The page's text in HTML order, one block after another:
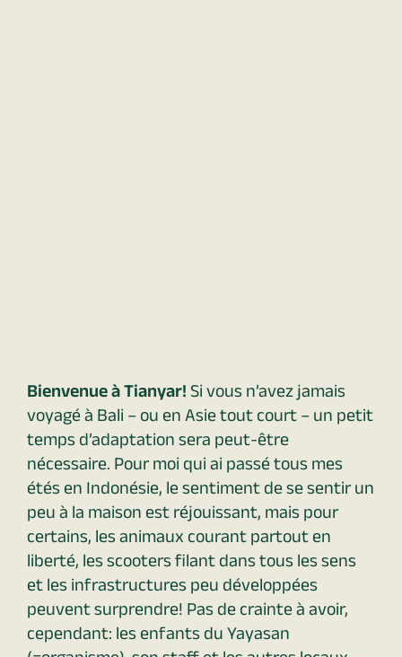
Bienvenue à Tianyar!Si vous n’avez jamais
voyagé à Bali – ou en Asie tout court – un petit
temps d’adaptation sera peut-être
nécessaire. Pour moi qui ai passé tous mes
étés en Indonésie, le sentiment de se sentir un
peu à la maison est réjouissant, mais pour
certains, les animaux courant partout en
liberté, les scooters filant dans tous les sens
et les infrastructures peu développées
peuvent surprendre! Pas de crainte à avoir,
cependant: les enfants du Yayasan